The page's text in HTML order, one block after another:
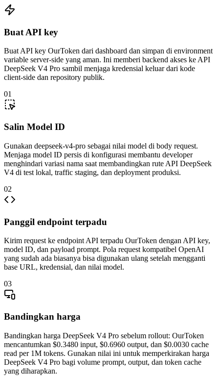
Buat API key
Buat API key OurToken dari dashboard dan simpan di environment
variable server-side yang aman. Ini memberi backend akses ke API
DeepSeek V4 Pro sambil menjaga kredensial keluar dari kode
client-side dan repository publik.
01
Salin Model ID
Gunakan deepseek-v4-pro sebagai nilai model di body request.
Menjaga model ID persis di konfigurasi membantu developer
menghindari variasi nama saat membandingkan rute API DeepSeek
V4 di test lokal, traffic staging, dan deployment produksi.
02
Panggil endpoint terpadu
Kirim request ke endpoint API terpadu OurToken dengan API key,
model ID, dan payload prompt. Pola request kompatibel OpenAI
yang sudah ada biasanya bisa digunakan ulang setelah mengganti
base URL, kredensial, dan nilai model.
03
Bandingkan harga
Bandingkan harga DeepSeek V4 Pro sebelum rollout: OurToken
mencantumkan $0.3480 input, $0.6960 output, dan $0.0030 cache
read per 1M tokens. Gunakan nilai ini untuk memperkirakan harga
DeepSeek V4 Pro bagi volume prompt, output, dan token cache
yang diharapkan.